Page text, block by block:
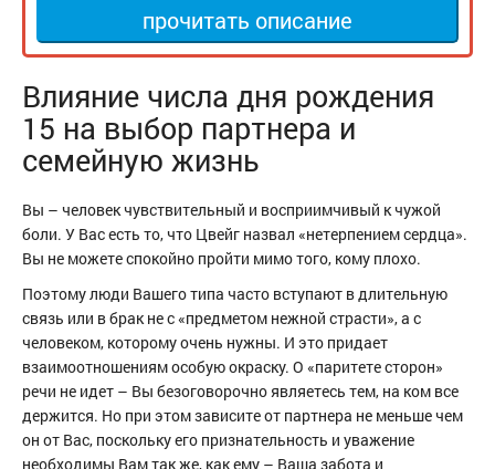
прочитать описание
Влияние числа дня рождения
15 на выбор партнера и
семейную жизнь
Вы – человек чувствительный и восприимчивый к чужой
боли. У Вас есть то, что Цвейг назвал «нетерпением сердца».
Вы не можете спокойно пройти мимо того, кому плохо.
Поэтому люди Вашего типа часто вступают в длительную
связь или в брак не с «предметом нежной страсти», а с
человеком, которому очень нужны. И это придает
взаимоотношениям особую окраску. О «паритете сторон»
речи не идет – Вы безоговорочно являетесь тем, на ком все
держится. Но при этом зависите от партнера не меньше чем
он от Вас, поскольку его признательность и уважение
необходимы Вам так же, как ему – Ваша забота и